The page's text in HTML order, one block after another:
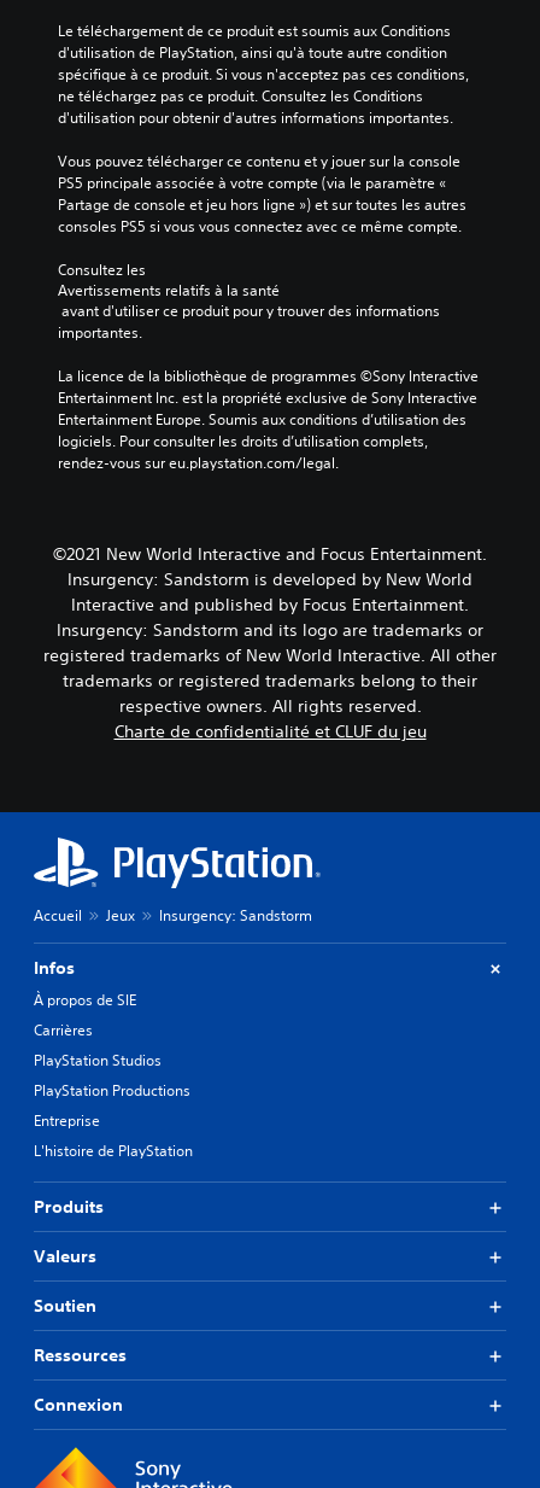
Le téléchargement de ce produit est soumis aux Conditions
d'utilisation de PlayStation, ainsi qu'à toute autre condition
spécifique à ce produit. Si vous n'acceptez pas ces conditions,
ne téléchargez pas ce produit. Consultez les Conditions
d'utilisation pour obtenir d'autres informations importantes.
Vous pouvez télécharger ce contenu et y jouer sur la console
PS5 principale associée à votre compte (via le paramètre «
Partage de console et jeu hors ligne ») et sur toutes les autres
consoles PS5 si vous vous connectez avec ce même compte.
Consultez les
Avertissements relatifs à la santé
importantes.
La licence de la bibliothèque de programmes ©Sony Interactive
Entertainment Inc. est la propriété exclusive de Sony Interactive
Entertainment Europe. Soumis aux conditions d’utilisation des
logiciels. Pour consulter les droits d’utilisation complets,
rendez-vous sur eu.playstation.com/legal.
©2021 New World Interactive and Focus Entertainment.
Insurgency: Sandstorm is developed by New World
Interactive and published by Focus Entertainment.
Insurgency: Sandstorm and its logo are trademarks or
registered trademarks of New World Interactive. All other
trademarks or registered trademarks belong to their
respective owners. All rights reserved.
Charte de confidentialité et CLUF du jeu
Accueil Jeux Insurgency: Sandstorm
Infos
À propos de SIE
Carrières
PlayStation Studios
PlayStation Productions
Entreprise
L'histoire de PlayStation
Produits
Valeurs
Soutien
Ressources
Connexion